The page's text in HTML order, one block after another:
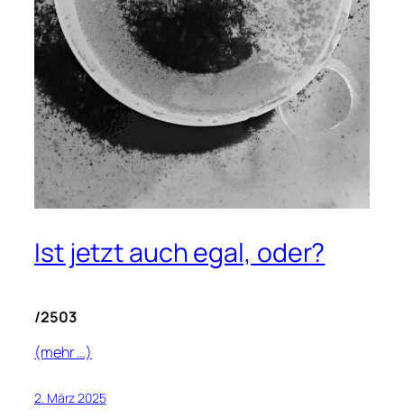
Ist jetzt auch egal, oder?
/2503
(mehr …)
2. März 2025